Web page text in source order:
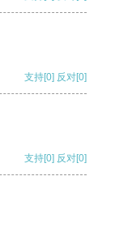
支持[0] 反对[0]
支持[0] 反对[0]